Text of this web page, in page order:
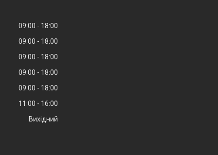
09:00
18:00
09:00
18:00
09:00
18:00
09:00
18:00
09:00
18:00
11:00
16:00
Вихідний